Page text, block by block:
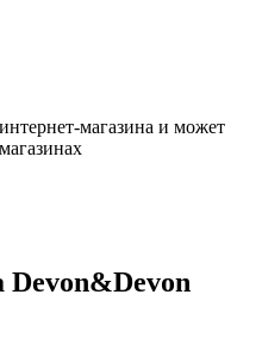
магазина и может
Devon&Devon